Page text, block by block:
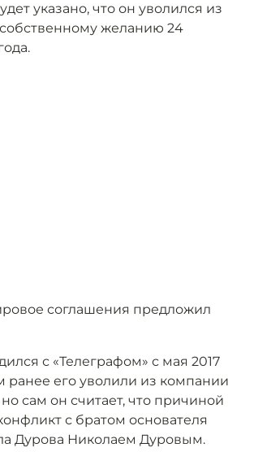
указано, что он уволился из
желанию 24
соглашения предложил
с «Телеграфом» с мая 2017
ранее его уволили из компании
но сам он считает, что причиной
с братом основателя
Дурова Николаем Дуровым.